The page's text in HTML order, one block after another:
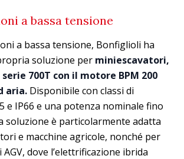
a bassa tensione
a bassa tensione, Bonfiglioli ha
soluzione per miniescavatori,
700T con il motore BPM 200
aria. Disponibile con classi di
e IP66 e una potenza nominale fino
soluzione è particolarmente adatta
e macchine agricole, nonché per
dove l’elettrificazione ibrida